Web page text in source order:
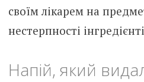
своїм лікарем на
нестерпності
Напій, який